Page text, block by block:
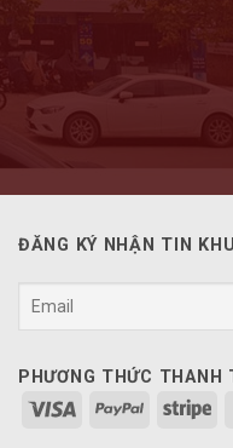
ĐĂNG KÝ NHẬN TIN
PHƯƠNG THỨC THANH